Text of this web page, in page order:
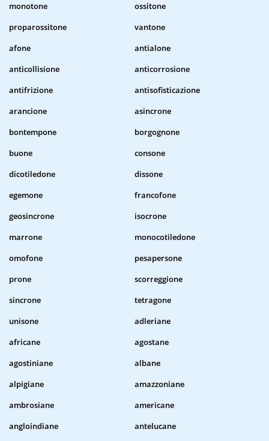
monotone
ossitone
proparossitone
vantone
afone
antialone
anticollisione
anticorrosione
antifrizione
antisofisticazione
arancione
asincrone
bontempone
borgognone
buone
consone
dicotiledone
dissone
egemone
francofone
geosincrone
isocrone
marrone
monocotiledone
omofone
pesapersone
prone
scorreggione
sincrone
tetragone
unisone
adleriane
africane
agostane
agostiniane
albane
alpigiane
amazzoniane
ambrosiane
americane
angloindiane
antelucane